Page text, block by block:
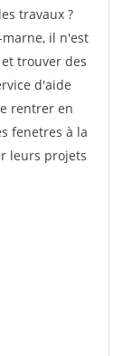
travaux ?
il n'est
trouver des
d'aide
rentrer en
fenetres à la
leurs projets